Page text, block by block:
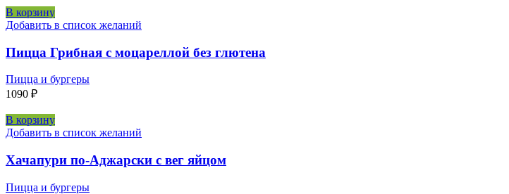
В корзину
Добавить в список желаний
Пицца Грибная с моцареллой без глютена
Пицца и бургеры
1090 ₽
В корзину
Добавить в список желаний
Хачапури по-Аджарски с вег яйцом
Пицца и бургеры